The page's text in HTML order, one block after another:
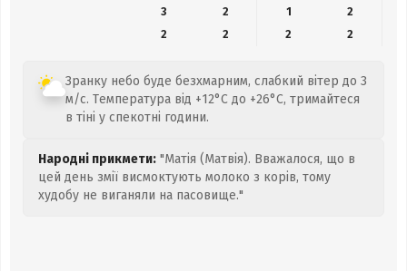
3
2 1
2
2
2 2 2
Зранку небо буде безхмарним, слабкий вітер до 3
м/с. Температура від +12°C до +26°C, тримайтеся
в тіні у спекотні години.
Народні прикмети: "Матія (Матвія). Вважалося, що в
цей день змії висмоктують молоко з корів, тому
худобу не виганяли на пасовище."